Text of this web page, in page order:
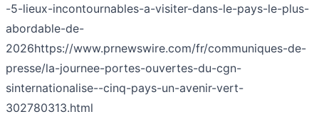
-5-lieux-incontournables-a-visiter-dans-le-pays-le-plus-
abordable-de-
2026https://www.prnewswire.com/fr/communiques-de-
presse/la-journee-portes-ouvertes-du-cgn-
sinternationalise--cinq-pays-un-avenir-vert-
302780313.html